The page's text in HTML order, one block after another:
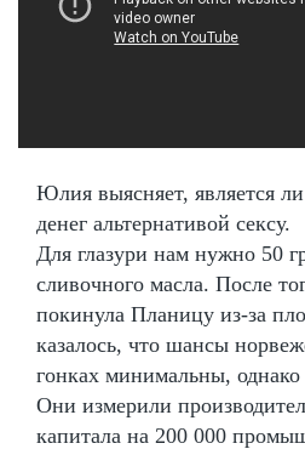
Юлия выясняет, является
денег альтернативой сексу.
Для глазури нам нужно 50
сливочного масла. После
покинула Планицу из-за
казалось, что шансы
гонках минимальны, однако
Они измерили
капитала на 200 000